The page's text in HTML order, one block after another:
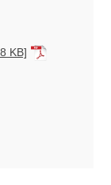
KB]